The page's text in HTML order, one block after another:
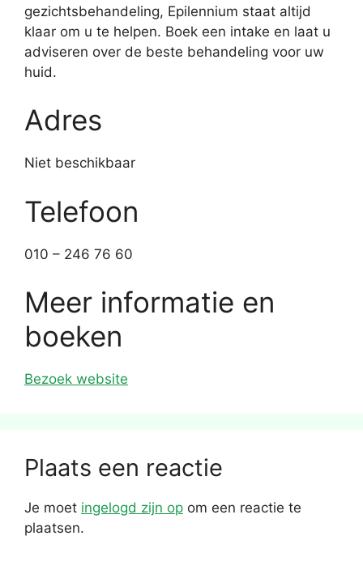
gezichtsbehandeling, Epilennium staat altijd
klaar om u te helpen. Boek een intake en laat u
adviseren over de beste behandeling voor uw
huid.
Adres
Niet beschikbaar
Telefoon
010 – 246 76 60
Meer informatie en
boeken
Bezoek website
Plaats een reactie
Je moet ingelogd zijn op om een reactie te
plaatsen.